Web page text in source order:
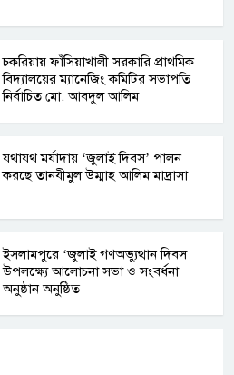
চকরিয়ায় ফাঁসিয়াখালী সরকারি প্রাথমিক
বিদ্যালয়ের ম্যানেজিং কমিটির সভাপতি
নির্বাচিত মো. আবদুল আলিম
যথাযথ মর্যাদায় ‘জুলাই দিবস’ পালন
করছে তানযীমুল উম্মাহ আলিম মাদ্রাসা
ইসলামপুরে ‘জুলাই গণঅভ্যুত্থান দিবস
উপলক্ষ্যে আলোচনা সভা ও সংবর্ধনা
অনুষ্ঠান অনুষ্ঠিত